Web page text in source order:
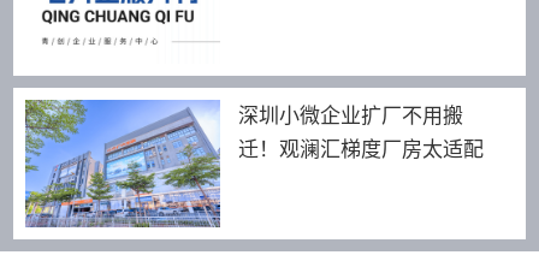
深圳小微企业扩厂不用搬
迁！观澜汇梯度厂房太适配